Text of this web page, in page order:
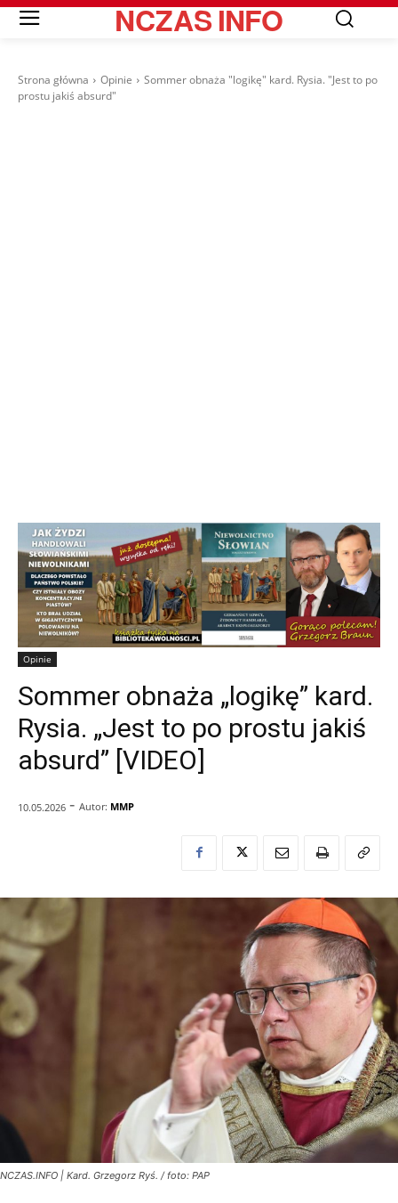
NCZASINFO
Strona główna Opinie
Sommer obnaża "logikę" kard. Rysia. "Jest to po
prostu jakiś absurd"
Opinie
Sommer obnaża „logikę” kard.
Rysia. „Jest to po prostu jakiś
absurd” [VIDEO]
10.05.2026 - Autor: MMP
NCZAS.INFO | Kard. Grzegorz Ryś. / foto: PAP